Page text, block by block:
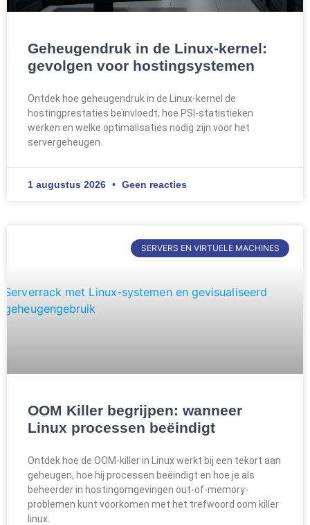
Geheugendruk in de Linux-kernel:
gevolgen voor hostingsystemen
Ontdek hoe geheugendruk in de Linux-kernel de
hostingprestaties beïnvloedt, hoe PSI-statistieken
werken en welke optimalisaties nodig zijn voor het
servergeheugen.
1 augustus 2026 Geen reacties
SERVERS EN VIRTUELE MACHINES
OOM Killer begrijpen: wanneer
Linux processen beëindigt
Ontdek hoe de OOM-killer in Linux werkt bij een tekort aan
geheugen, hoe hij processen beëindigt en hoe je als
beheerder in hostingomgevingen out-of-memory-
problemen kunt voorkomen met het trefwoord oom killer
linux.